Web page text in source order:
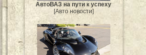
АвтоВАЗ на пути к успеху
[Авто новости]